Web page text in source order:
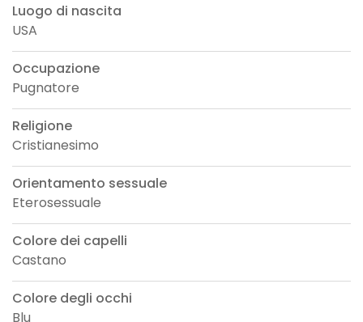
Luogo di nascita
USA
Occupazione
Pugnatore
Religione
Cristianesimo
Orientamento sessuale
Eterosessuale
Colore dei capelli
Castano
Colore degli occhi
Blu